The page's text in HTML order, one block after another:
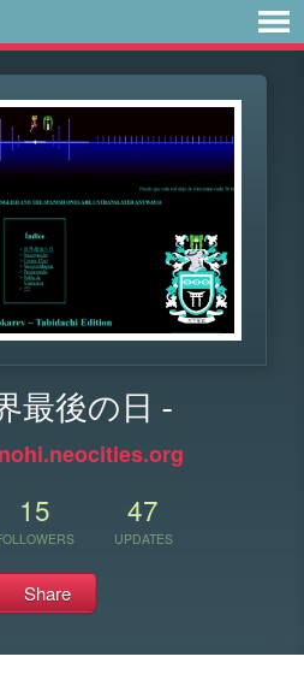
最後の日 -
15 47
UPDATES
Share